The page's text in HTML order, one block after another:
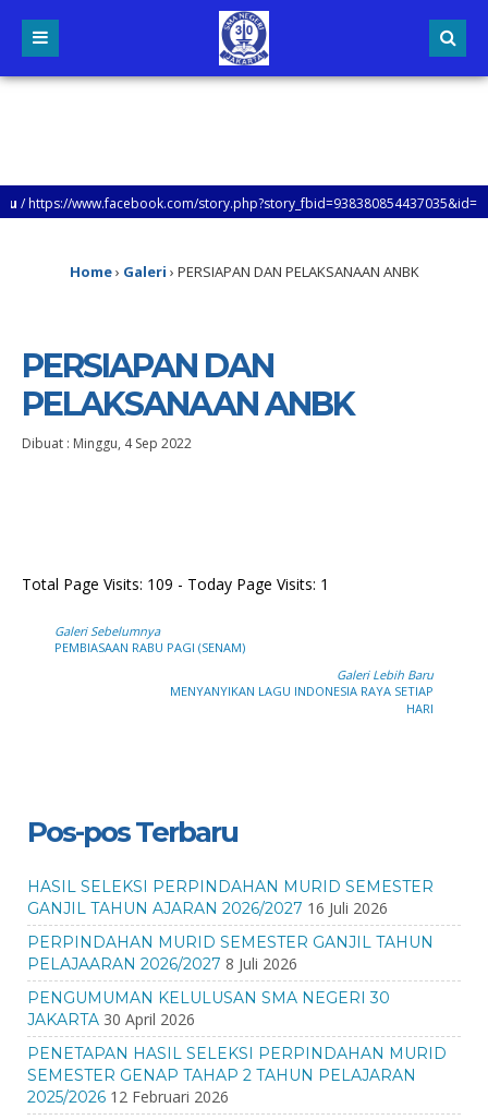
www.facebook.com/
Home› Galeri › PERSIAPAN DAN PELAKSANAAN ANBK
PERSIAPAN DAN
PELAKSANAAN ANBK
Dibuat : Minggu, 4 Sep 2022
Total Page Visits: 109 - Today Page Visits: 1
Galeri Sebelumnya
PEMBIASAAN RABU PAGI (SENAM)
Galeri Lebih Baru
MENYANYIKAN LAGU INDONESIA RAYA SETIAP
HARI
Pos-pos Terbaru
HASIL SELEKSI PERPINDAHAN MURID SEMESTER
GANJIL TAHUN AJARAN 2026/2027 16 Juli 2026
PERPINDAHAN MURID SEMESTER GANJIL TAHUN
PELAJAARAN 2026/2027 8 Juli 2026
PENGUMUMAN KELULUSAN SMA NEGERI 30
JAKARTA 30 April 2026
PENETAPAN HASIL SELEKSI PERPINDAHAN MURID
SEMESTER GENAP TAHAP 2 TAHUN PELAJARAN
2025/2026 12 Februari 2026